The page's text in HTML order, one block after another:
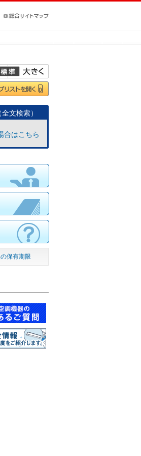
文検索）
合はこちら
保有期限